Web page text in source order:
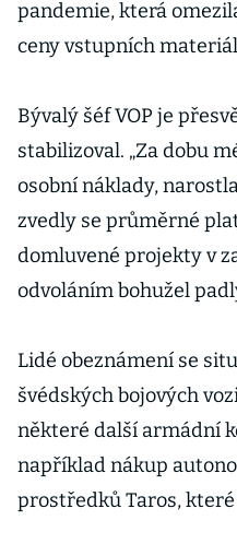
pandemie, která
ceny vstupních
Bývalý šéf VOP je
stabilizoval. „Za dobu
osobní náklady,
zvedly se průměrné
domluvené projekty v
odvoláním bohužel
Lidé obeznámení se
švédských bojových
některé další armádní
například nákup
prostředků Taros,